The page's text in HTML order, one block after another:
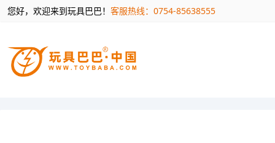
您好，欢迎来到玩具巴巴！ 客服热线：0754-85638555